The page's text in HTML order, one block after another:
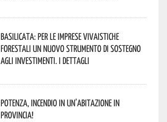
Basilicata: per le imprese vivaistiche
forestali un nuovo strumento di sostegno
agli investimenti. I dettagli
Potenza, incendio in un’abitazione in
provincia!